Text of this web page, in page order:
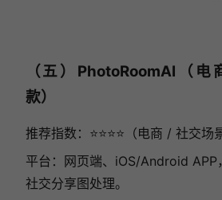
（五）PhotoRoomAI（
款）
推荐指数：⭐⭐⭐⭐（电商 / 社交场
平台：网页端、iOS/Android APP
社交分享图处理。